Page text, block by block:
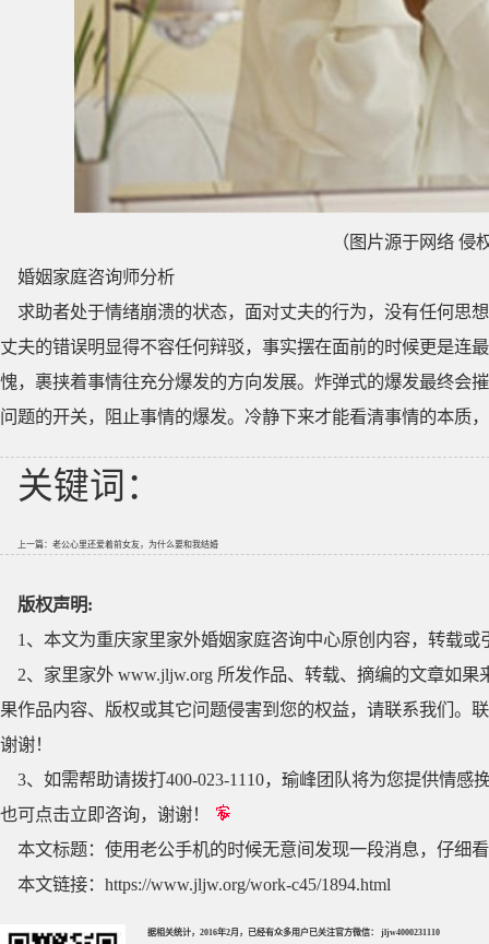
（图片源于网络 侵
婚姻家庭咨询师分析
求助者处于情绪崩溃的状态，面对丈夫的行为，没有任何思
丈夫的错误明显得不容任何辩驳，事实摆在面前的时候更是连
愧，裹挟着事情往充分爆发的方向发展。炸弹式的爆发最终会
问题的开关，阻止事情的爆发。冷静下来才能看清事情的本质
关键词：
上一篇： 老公心里还爱着前女友，为什么要和我结婚
版权声明:
1、本文为重庆家里家外婚姻家庭咨询中心原创内容，转载
2、家里家外 www.jljw.org 所发作品、转载、摘编的文章如
果作品内容、版权或其它问题侵害到您的权益，请联系我们。
谢谢！
3、如需帮助请拨打400-023-1110，瑜峰团队将为您提供情
也可点击立即咨询，谢谢！
本文标题： 使用老公手机的时候无意间发现一段消息，仔细
本文链接： https://www.jljw.org/work-c45/1894.html
据相关统计，2016年2月，已经有众多用户已关注官方微信： jljw4000231110